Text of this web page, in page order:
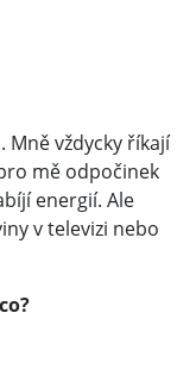
Mně vždycky říkají
mě odpočinek
energií. Ale
v televizi nebo